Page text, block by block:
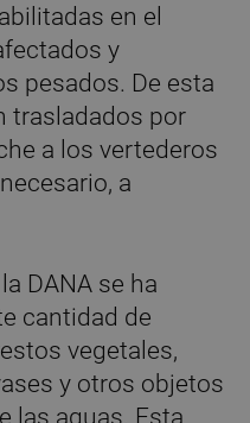
en el
y
pesados. De esta
trasladados por
a los vertederos
a
DANA se ha
cantidad de
vegetales,
y otros objetos
las aguas. Esta